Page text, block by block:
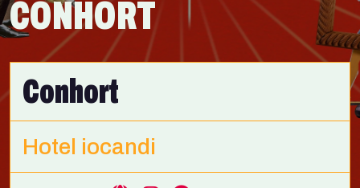
CONHORT
Conhort
Hotel iocandi